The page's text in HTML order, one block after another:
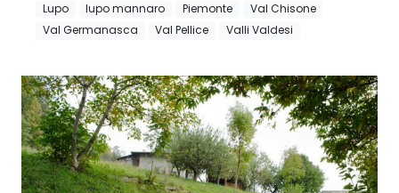
Lupo
lupo mannaro Piemonte
Val Chisone
Val Germanasca
Val Pellice Valli Valdesi